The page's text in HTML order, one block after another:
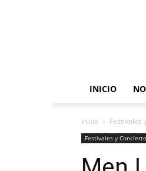
INICIO
Inicio Festivales
Festivales y